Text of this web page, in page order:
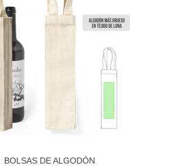
BOLSAS DE ALGODÓN